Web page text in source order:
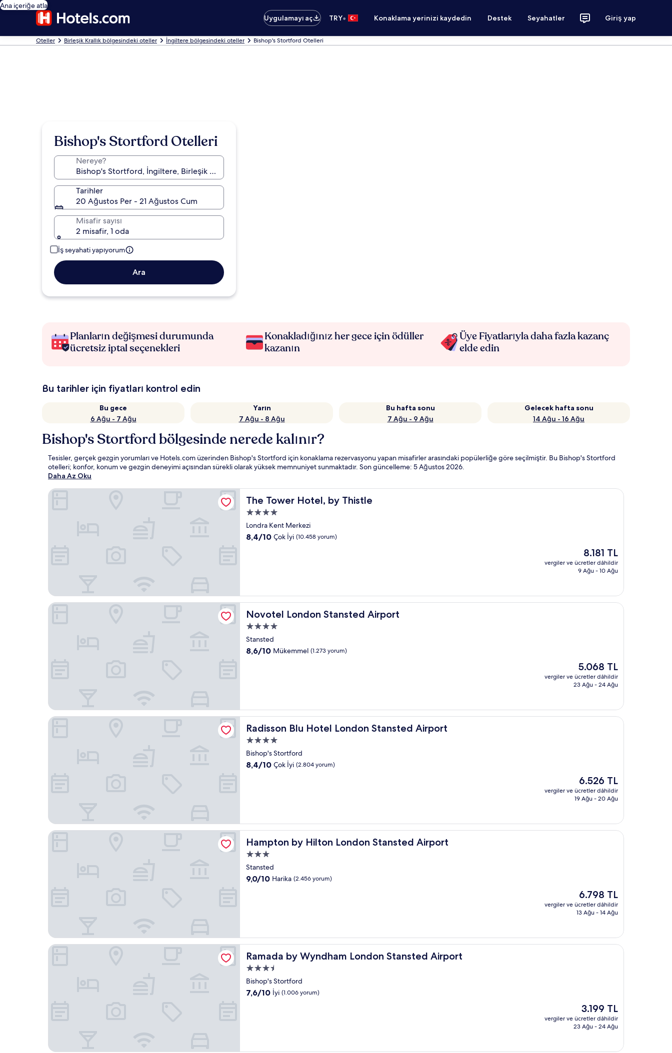
Ana içeriğe atla
Uygulamayı aç
TRY• Konaklama yerinizi kaydedin Destek Seyahatler Giriş yap
Oteller Birleşik Krallık bölgesindeki oteller İngiltere bölgesindeki oteller Bishop's Stortford Otelleri
Bishop's Stortford Otelleri
Nereye?
Tarihler
20 Ağustos Per - 21 Ağustos Cum
Misafir sayısı
2 misafir, 1 oda
İş seyahati yapıyorum
Ara
Planların değişmesi durumunda
ücretsiz iptal seçenekleri
Konakladığınız her gece için ödüller
kazanın
Üye Fiyatlarıyla daha fazla kazanç
elde edin
Bu tarihler için fiyatları kontrol edin
Bu gece
6 Ağu - 7 Ağu
Yarın
7 Ağu - 8 Ağu
Bu hafta sonu
7 Ağu - 9 Ağu
Gelecek hafta sonu
14 Ağu - 16 Ağu
Bishop's Stortford bölgesinde nerede kalınır?
Tesisler, gerçek gezgin yorumları ve Hotels.com üzerinden Bishop's Stortford için konaklama rezervasyonu yapan misafirler arasındaki popülerliğe göre seçilmiştir. Bu Bishop's Stortford
otelleri; konfor, konum ve gezgin deneyimi açısından sürekli olarak yüksek memnuniyet sunmaktadır. Son güncelleme: 5 Ağustos 2026.
Daha Az Oku
The Tower Hotel, by Thistle
The Tower Hotel, by Thistle
4.0
yıldızlı
konaklama
Londra Kent Merkezi
10
8,4/10 Çok İyi (10.458 yorum)
Güncel
fiyat:
8.181 TL
8.181 TL
vergiler ve ücretler dâhildir
9 Ağu - 10 Ağu
The Tower Hotel, by Thistle
Novotel London Stansted Airport
Novotel London Stansted Airport
4.0
yıldızlı
konaklama
Stansted
10
8,6/10 Mükemmel (1.273 yorum)
Güncel
fiyat:
5.068 TL
5.068 TL
vergiler ve ücretler dâhildir
23 Ağu - 24 Ağu
Novotel London Stansted Airport
Radisson Blu Hotel London Stansted Airport
Radisson Blu Hotel London Stansted Airport
4.0
yıldızlı
konaklama
Bishop's Stortford
10
8,4/10 Çok İyi (2.804 yorum)
Güncel
fiyat:
6.526 TL
6.526 TL
vergiler ve ücretler dâhildir
19 Ağu - 20 Ağu
Radisson Blu Hotel London Stansted Airport
Hampton by Hilton London Stansted Airport
Hampton by Hilton London Stansted Airport
3.0
yıldızlı
konaklama
Stansted
10
9,0/10 Harika (2.456 yorum)
Güncel
fiyat:
6.798 TL
6.798 TL
vergiler ve ücretler dâhildir
13 Ağu - 14 Ağu
Hampton by Hilton London Stansted Airport
Ramada by Wyndham London Stansted Airport
Ramada by Wyndham London Stansted Airport
3.5
yıldızlı
konaklama
Bishop's Stortford
10
7,6/10 İyi (1.006 yorum)
Güncel
fiyat:
3.199 TL
3.199 TL
vergiler ve ücretler dâhildir
23 Ağu - 24 Ağu
Ramada by Wyndham London Stansted Airport